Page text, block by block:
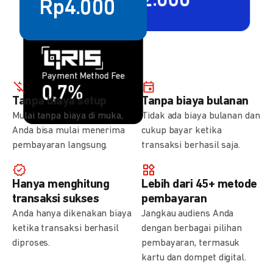
Rp4.000
Payment Method Fee
0,7%
Payment Method Fee
1,5%
Tanpa biaya setup
Mulai tanpa biaya di muka,
Anda bisa mulai menerima
pembayaran langsung.
Tanpa biaya bulanan
Tidak ada biaya bulanan dan
cukup bayar ketika
transaksi berhasil saja.
Hanya menghitung
transaksi sukses
Anda hanya dikenakan biaya
ketika transaksi berhasil
diproses.
Lebih dari 45+ metode
pembayaran
Jangkau audiens Anda
dengan berbagai pilihan
pembayaran, termasuk
kartu dan dompet digital.